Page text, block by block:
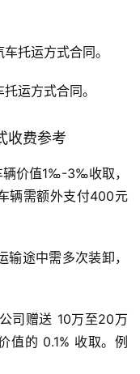
托运方式合同。
运方式合同。
收费参考
辆价值1‰-3‰收取，
辆需额外支付400元
途中需多次装卸，
司赠送 10万至20万
值的 0.1% 收取。例